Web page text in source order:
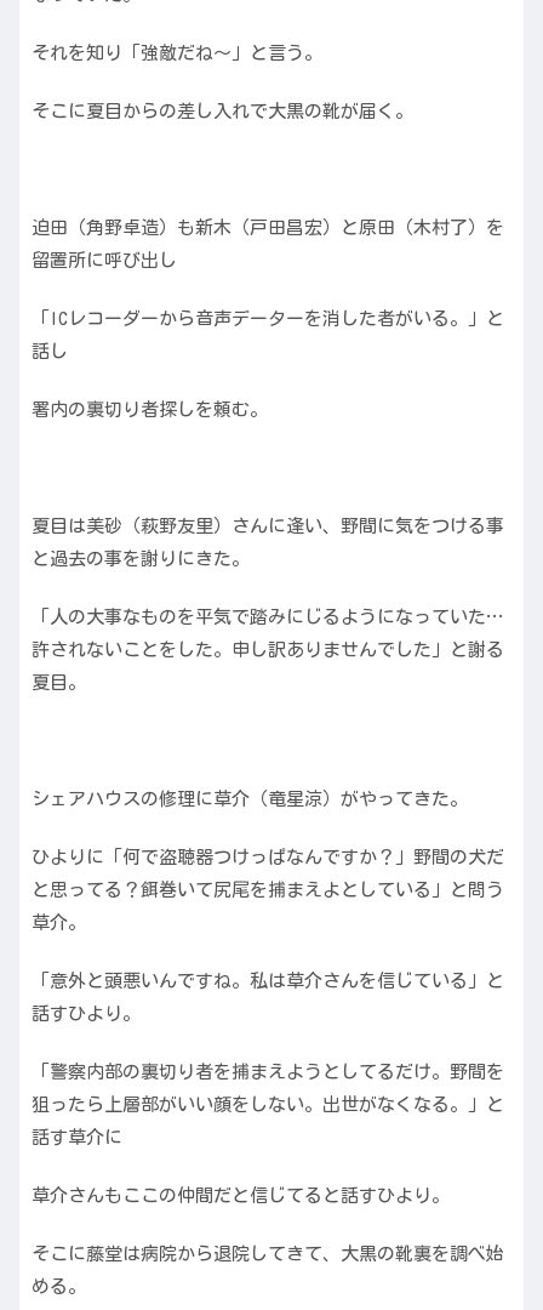
それを知り「強敵だね〜」と言う。
そこに夏目からの差し入れで大黒の靴が届く。
迫田（角野卓造）も新木（戸田昌宏）と原田（木村了）を
留置所に呼び出し
「ICレコーダーから音声データーを消した者がいる。」と
話し
署内の裏切り者探しを頼む。
夏目は美砂（萩野友里）さんに逢い、野間に気をつける事
と過去の事を謝りにきた。
「人の大事なものを平気で踏みにじるようになっていた…
許されないことをした。申し訳ありませんでした」と謝る
夏目。
シェアハウスの修理に草介（竜星涼）がやってきた。
ひよりに「何で盗聴器つけっぱなんですか？」野間の犬だ
と思ってる？餌巻いて尻尾を捕まえよとしている」と問う
草介。
「意外と頭悪いんですね。私は草介さんを信じている」と
話すひより。
「警察内部の裏切り者を捕まえようとしてるだけ。野間を
狙ったら上層部がいい顔をしない。出世がなくなる。」と
話す草介に
草介さんもここの仲間だと信じてると話すひより。
そこに藤堂は病院から退院してきて、大黒の靴裏を調べ始
める。